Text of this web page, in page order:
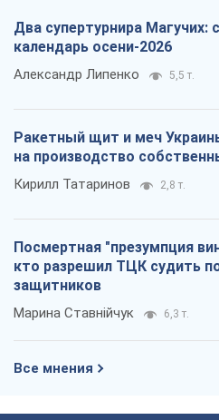
Два супертурнира Магучих:
календарь осени-2026
Александр Липенко 5,5 т.
Ракетный щит и меч
на производство
Кирилл Татаринов 2,8 т.
Посмертная "презумпция
кто разрешил ТЦК судить
защитников
Марина Ставнійчук 6,3 т.
Все мнения